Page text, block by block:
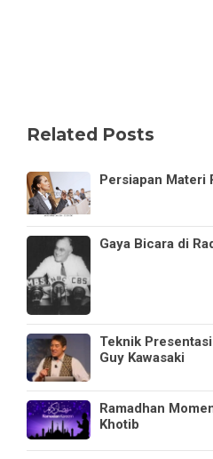
Related Posts
Persiapan Materi
Gaya Bicara di
Teknik
Guy Kawasaki
Ramadhan
Khotib